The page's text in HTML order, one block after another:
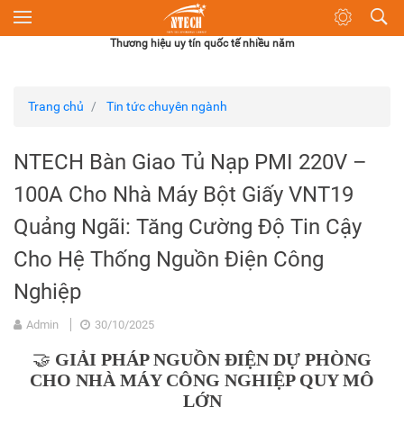
Thương hiệu uy tín quốc tế nhiều năm
Trang chủ Tin tức chuyên ngành
NTECH Bàn Giao Tủ Nạp PMI 220V –
100A Cho Nhà Máy Bột Giấy VNT19
Quảng Ngãi: Tăng Cường Độ Tin Cậy
Cho Hệ Thống Nguồn Điện Công
Nghiệp
Admin 30/10/2025
🤝 GIẢI PHÁP NGUỒN ĐIỆN DỰ PHÒNG
CHO NHÀ MÁY CÔNG NGHIỆP QUY MÔ
LỚN